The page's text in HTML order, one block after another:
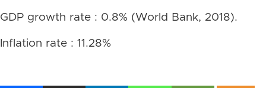
GDP growth rate : 0.8% (World Bank, 2018).
Inflation rate : 11.28%